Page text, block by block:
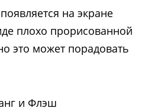
на экране
плохо прорисованной
это может порадовать
и Флэш